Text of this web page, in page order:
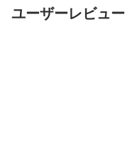
ユーザーレビュー